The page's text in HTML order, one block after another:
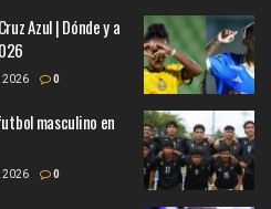
Azul | Dónde y a
2026 0
masculino en
2026 0